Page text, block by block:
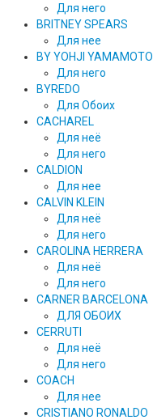
Для него
BRITNEY SPEARS
Для нее
BY YOHJI YAMAMOTO
Для него
BYREDO
Для Обоих
CACHAREL
Для неё
Для него
CALDION
Для нее
CALVIN KLEIN
Для неё
Для него
CAROLINA HERRERA
Для неё
Для него
CARNER BARCELONA
ДЛЯ ОБОИХ
CERRUTI
Для неё
Для него
COACH
Для нее
CRISTIANO RONALDO